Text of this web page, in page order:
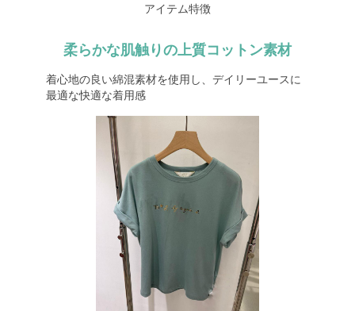
アイテム特徴
柔らかな肌触りの上質コットン素材
着心地の良い綿混素材を使用し、デイリーユースに
最適な快適な着用感